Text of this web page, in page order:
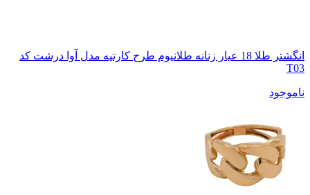
انگشتر طلا 18 عیار زنانه طلانیوم طرح کارتیه مدل آوا درشت کد
T03
ناموجود